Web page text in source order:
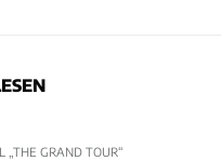
„THE GRAND TOUR“